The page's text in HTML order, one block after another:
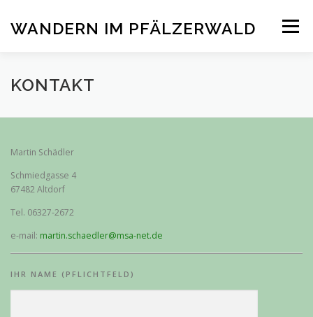
springen
WANDERN IM PFÄLZERWALD Menü
ÜBER MICH
KONTAKT
Martin Schädler
Schmiedgasse 4
67482 Altdorf
Tel. 06327-2672
e-mail: martin.schaedler@msa-net.de
IHR NAME (PFLICHTFELD)